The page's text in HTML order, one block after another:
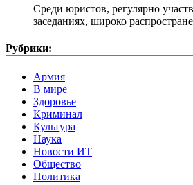
Среди юристов, регулярно
заседаниях, широко
Рубрики:
Армия
В мире
Здоровье
Криминал
Культура
Наука
Новости ИТ
Общество
Политика